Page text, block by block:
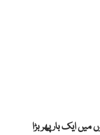
ایک بار پھر بڑا